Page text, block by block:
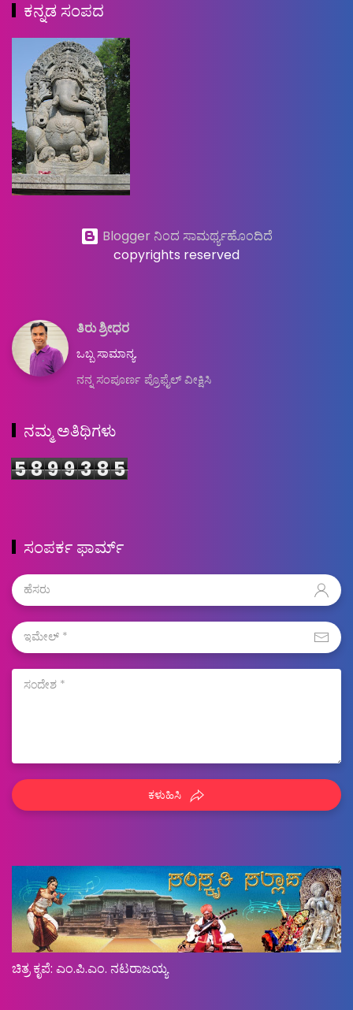
ಕನ್ನಡ ಸಂಪದ
Blogger ನಿಂದ ಸಾಮರ್ಥ್ಯಹೊಂದಿದೆ
copyrights reserved
ತಿರು ಶ್ರೀಧರ
ಒಬ್ಬ ಸಾಮಾನ್ಯ.
ನನ್ನ ಸಂಪೂರ್ಣ ಪ್ರೊಫೈಲ್ ವೀಕ್ಷಿಸಿ
ನಮ್ಮ ಅತಿಥಿಗಳು
589 9 385
ಸಂಪರ್ಕ ಫಾರ್ಮ್
ಕಳುಹಿಸಿ
ಚಿತ್ರ ಕೃಪೆ: ಎಂ.ಪಿ.ಎಂ. ನಟರಾಜಯ್ಯ